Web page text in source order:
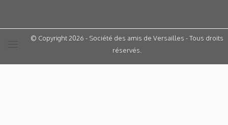
© Copyright 2026 - Société des amis de Versailles - Tous droits
réservés.